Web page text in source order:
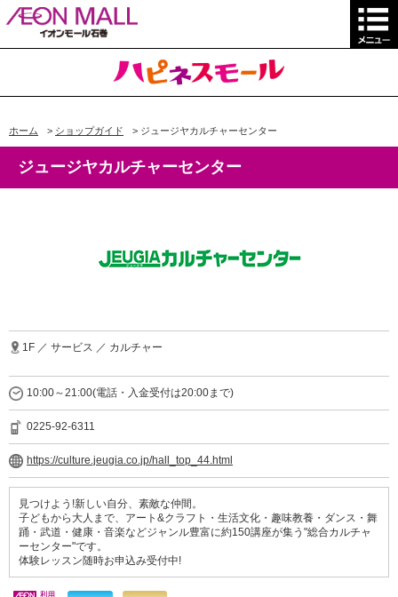
ホーム > ショップガイド > ジュージヤカルチャーセンター
ジュージヤカルチャーセンター
1F ／ サービス ／ カルチャー
10:00～21:00(電話・入金受付は20:00まで)
0225-92-6311
https://culture.jeugia.co.jp/hall_top_44.html
見つけよう!新しい自分、素敵な仲間。
子どもから大人まで、アート&クラフト・生活文化・趣味教養・ダンス・舞
踊・武道・健康・音楽などジャンル豊富に約150講座が集う"総合カルチャ
ーセンター"です。
体験レッスン随時お申込み受付中!